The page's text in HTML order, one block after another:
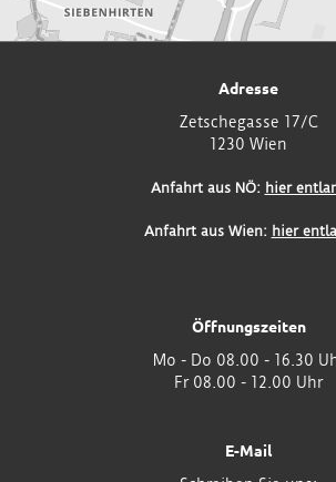
Adresse
Zetschegasse 17/C
1230 Wien
Anfahrt aus NÖ: hier
Anfahrt aus Wien: hier
Öffnungszeiten
Mo - Do 08.00 - 16.30
Fr 08.00 - 12.00 Uhr
E-Mail